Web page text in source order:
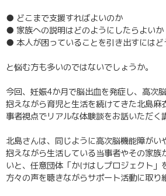
● どこまで支援すればよいのか
● 家族への説明はどのようにしたらよいか
● 本人が困っていることを引き出すには
と悩む方も多いのではないでしょうか。
今回、妊娠4か月で脳出血を発症し、高次
抱えながら育児と生活を続けてきた北島麻
事者視点でリアルな体験談をお話いただく
北島さんは、同じように高次脳機能障がい
抱えながら生活している当事者やその家族
いと、任意団体「かけはしプロジェクト」
方々の声を聴きながらサポート活動に取り